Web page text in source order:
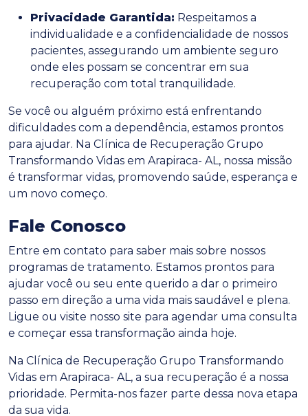
Privacidade Garantida: Respeitamos a
individualidade e a confidencialidade de nossos
pacientes, assegurando um ambiente seguro
onde eles possam se concentrar em sua
recuperação com total tranquilidade.
Se você ou alguém próximo está enfrentando
dificuldades com a dependência, estamos prontos
para ajudar. Na Clínica de Recuperação Grupo
Transformando Vidas em Arapiraca- AL, nossa missão
é transformar vidas, promovendo saúde, esperança e
um novo começo.
Fale Conosco
Entre em contato para saber mais sobre nossos
programas de tratamento. Estamos prontos para
ajudar você ou seu ente querido a dar o primeiro
passo em direção a uma vida mais saudável e plena.
Ligue ou visite nosso site para agendar uma consulta
e começar essa transformação ainda hoje.
Na Clínica de Recuperação Grupo Transformando
Vidas em Arapiraca- AL, a sua recuperação é a nossa
prioridade. Permita-nos fazer parte dessa nova etapa
da sua vida.